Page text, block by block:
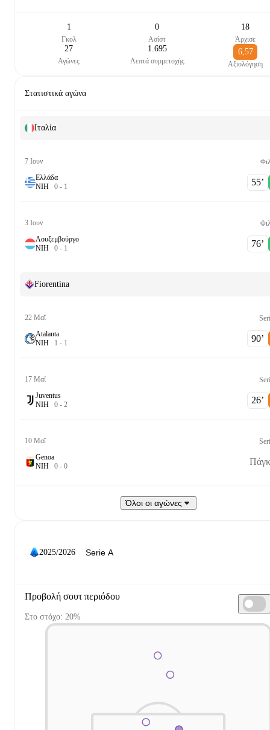
1
Γκολ
0
Ασίστ
18
Άρχισε
27
Αγώνες
1.695
Λεπτά συμμετοχής
6,57
Αξιολόγηση
Στατιστικά αγώνα
Ιταλία
7 Ιουν
Ελλάδα
ΝΙΗ 0 - 1 55‎’‎
3 Ιουν
Λουξεμβούργο
ΝΙΗ 0 - 1 76‎’‎
Fiorentina
22 Μαΐ
Atalanta
ΝΙΗ 1 - 1 90‎’‎
17 Μαΐ
Juventus
ΝΙΗ 0 - 2 26‎’‎
10 Μαΐ
Genoa
ΝΙΗ 0 - 0
Όλοι οι αγώνες
2025/2026
Προβολή σουτ περιόδου
Στο στόχο: 20%